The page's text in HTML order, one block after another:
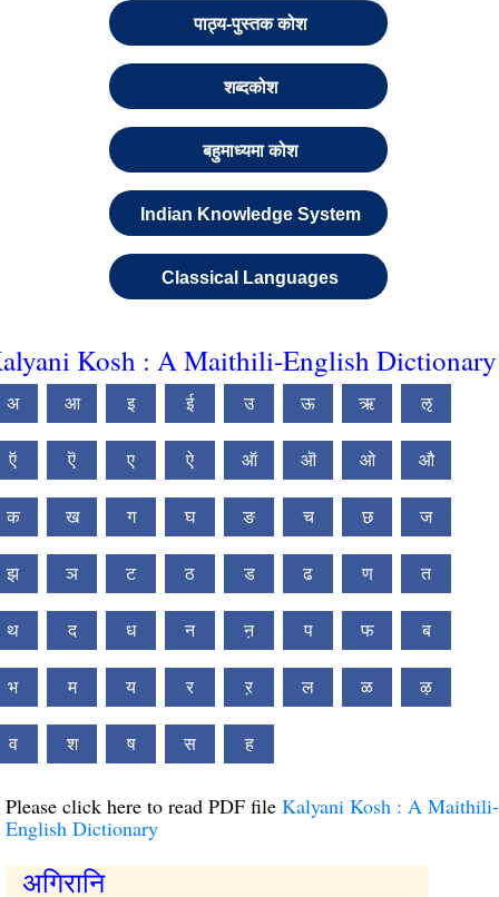
पाठ्य-पुस्तक कोश
शब्दकोश
बहुमाध्यमा कोश
Indian Knowledge System
Classical Languages
Kosh : A Maithili-English Dictionary
अ आ इ ई उ ऊ ऋ ऌ
ऍ ऎ ए ऐ ऑ ऒ ओ औ
क ख ग घ ङ च छ ज
झ ञ ट ठ ड ढ ण त
थ द ध न ऩ प फ ब
भ म य र ऱ ल ळ ऴ
व श ष स ह
Please click here to read PDF file Kalyani Kosh : A Maithili-
English Dictionary
अगिरानि